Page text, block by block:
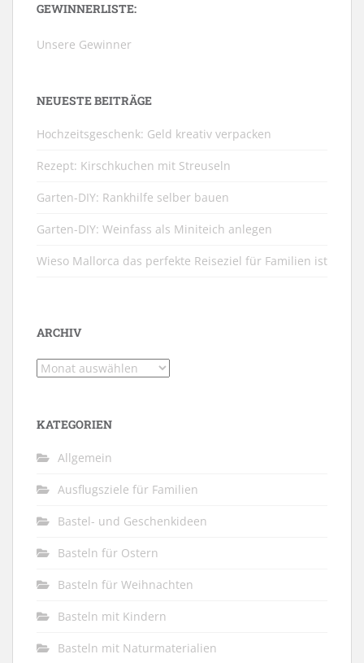
GEWINNERLISTE:
Unsere Gewinner
NEUESTE BEITRÄGE
Hochzeitsgeschenk: Geld kreativ verpacken
Rezept: Kirschkuchen mit Streuseln
Garten-DIY: Rankhilfe selber bauen
Garten-DIY: Weinfass als Miniteich anlegen
Wieso Mallorca das perfekte Reiseziel für Familien ist
ARCHIV
Archiv
KATEGORIEN
Allgemein
Ausflugsziele für Familien
Bastel- und Geschenkideen
Basteln für Ostern
Basteln für Weihnachten
Basteln mit Kindern
Basteln mit Naturmaterialien